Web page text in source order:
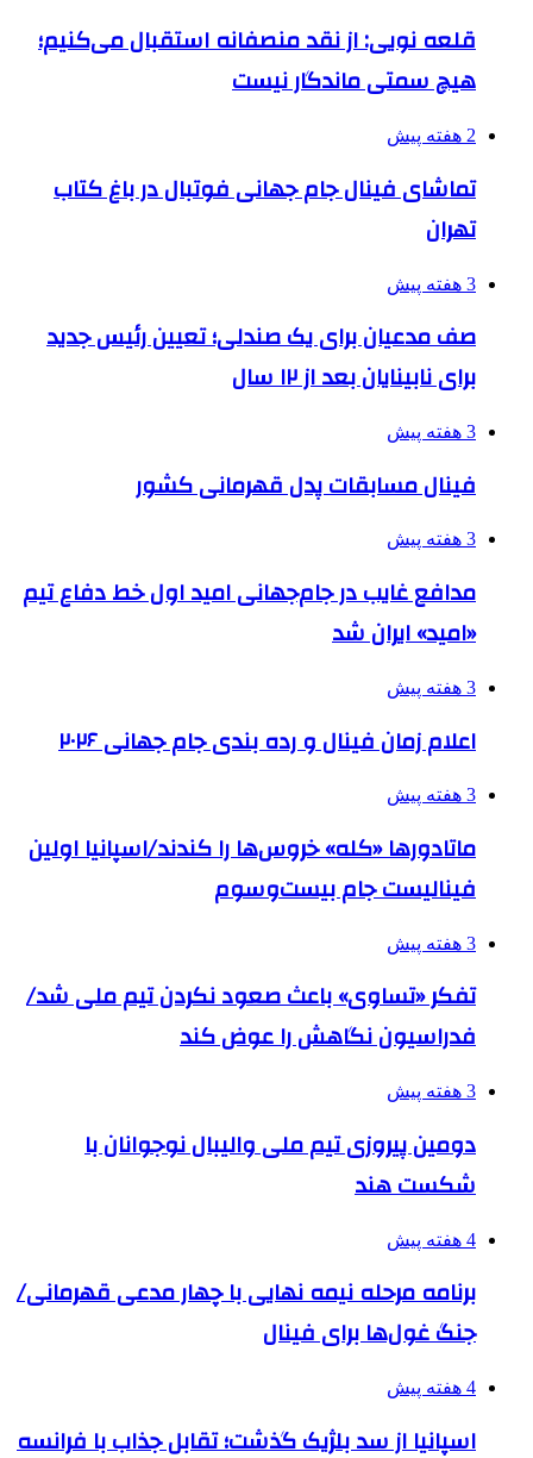
قلعه نویی: از نقد منصفانه استقبال می‌کنیم؛
هیچ سمتی ماندگار نیست
2 هفته پیش
تماشای فینال جام جهانی فوتبال در باغ کتاب
تهران
3 هفته پیش
صف مدعیان برای یک صندلی؛ تعیین رئیس جدید
برای نابینایان بعد از ۱۲ سال
3 هفته پیش
فینال مسابقات پدل قهرمانی کشور
3 هفته پیش
مدافع غایب در جام‌جهانی امید اول خط دفاع تیم
«امید» ایران شد
3 هفته پیش
اعلام زمان فینال و رده بندی جام جهانی ۲۰۲۶
3 هفته پیش
ماتادورها «کله» خروس‌ها را کندند/اسپانیا اولین
فینالیست جام بیست‌وسوم
3 هفته پیش
تفکر «تساوی» باعث صعود نکردن تیم ملی شد/
فدراسیون نگاهش را عوض کند
3 هفته پیش
دومین پیروزی تیم ملی والیبال نوجوانان با
شکست هند
4 هفته پیش
برنامه مرحله نیمه نهایی با چهار مدعی قهرمانی/
جنگ غول‌ها برای فینال
4 هفته پیش
اسپانیا از سد بلژیک گذشت؛ تقابل جذاب با فرانسه